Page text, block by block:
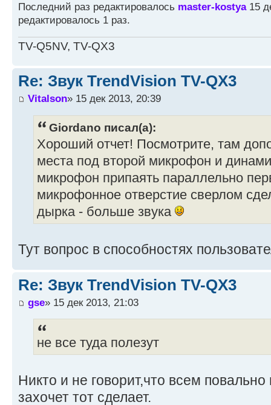
Последний раз редактировалось master-kostya15
редактировалось 1 раз.
TV-Q5NV, TV-QX3
Re: Звук TrendVision TV-QX3
Vitalson» 15 дек 2013, 20:39
Giordano писал(а):
Хороший отчет! Посмотрите, там
места под второй микрофон и
микрофон припаять параллельно
микрофонное отверстие сверлом
дырка - больше звука
Тут вопрос в способностях
Re: Звук TrendVision TV-QX3
gse» 15 дек 2013, 21:03
не все туда полезут
Никто и не говорит,что всем
захочет тот сделает.